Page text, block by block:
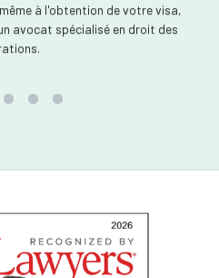
matière d'immigration vous
et des explications claires
aux visas.